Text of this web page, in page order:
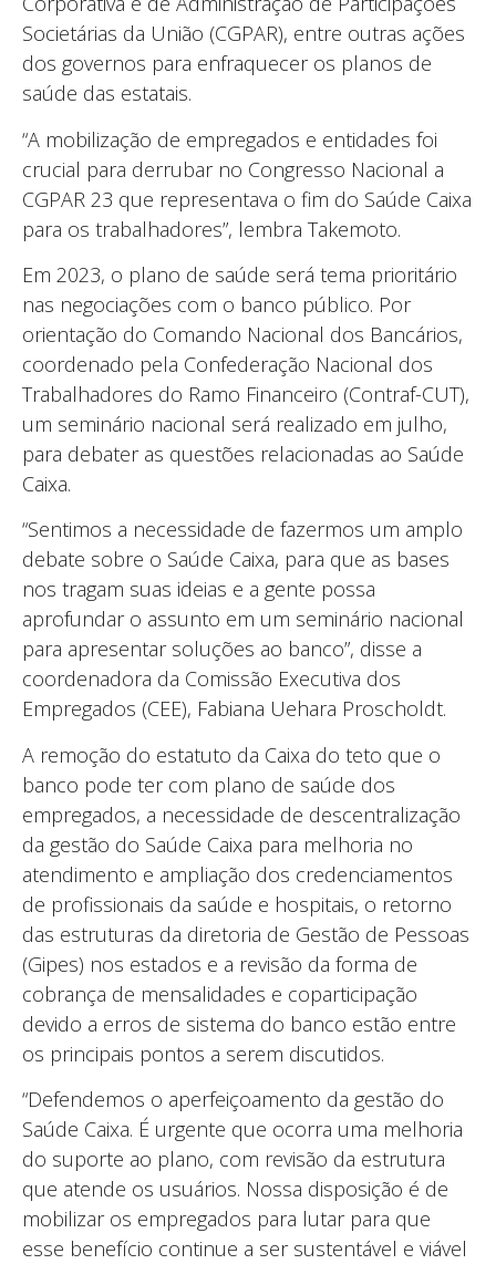
Societárias da União (CGPAR), entre outras ações
dos governos para enfraquecer os planos de
saúde das estatais.
“A mobilização de empregados e entidades foi
crucial para derrubar no Congresso Nacional a
CGPAR 23 que representava o fim do Saúde Caixa
para os trabalhadores”, lembra Takemoto.
Em 2023, o plano de saúde será tema prioritário
nas negociações com o banco público. Por
orientação do Comando Nacional dos Bancários,
coordenado pela Confederação Nacional dos
Trabalhadores do Ramo Financeiro (Contraf-CUT),
um seminário nacional será realizado em julho,
para debater as questões relacionadas ao Saúde
Caixa.
“Sentimos a necessidade de fazermos um amplo
debate sobre o Saúde Caixa, para que as bases
nos tragam suas ideias e a gente possa
aprofundar o assunto em um seminário nacional
para apresentar soluções ao banco”, disse a
coordenadora da Comissão Executiva dos
Empregados (CEE), Fabiana Uehara Proscholdt.
A remoção do estatuto da Caixa do teto que o
banco pode ter com plano de saúde dos
empregados, a necessidade de descentralização
da gestão do Saúde Caixa para melhoria no
atendimento e ampliação dos credenciamentos
de profissionais da saúde e hospitais, o retorno
das estruturas da diretoria de Gestão de Pessoas
(Gipes) nos estados e a revisão da forma de
cobrança de mensalidades e coparticipação
devido a erros de sistema do banco estão entre
os principais pontos a serem discutidos.
“Defendemos o aperfeiçoamento da gestão do
Saúde Caixa. É urgente que ocorra uma melhoria
do suporte ao plano, com revisão da estrutura
que atende os usuários. Nossa disposição é de
mobilizar os empregados para lutar para que
esse benefício continue a ser sustentável e viável